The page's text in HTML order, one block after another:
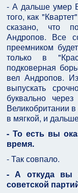
- А дальше умер
того, как
сказано, что
Андропов. Все
преемником
только в
подковерная
вел Андропов.
выпускать
буквально
Великобритании
в мягкой, и
- То есть вы
время.
- Так совпало.
- А откуда вы
советской